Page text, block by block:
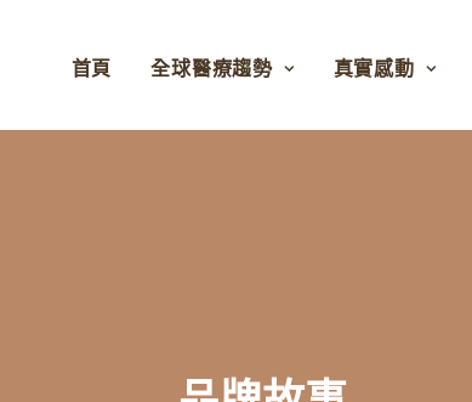
首頁 全球醫療趨勢 真實感動